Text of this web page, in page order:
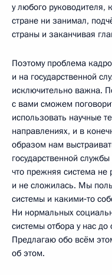
у любого
стране ни занимал,
страны и заканчивая
Поэтому проблема
и на государственной
исключительно важна.
с вами сможем
использовать научные
направлениях, и в
образом нам
государственной
что прежняя система не
и не сложилась. Мы
системы и какими‑то
Ни нормальных
системы отбора у нас до
Предлагаю обо всём
об этом.